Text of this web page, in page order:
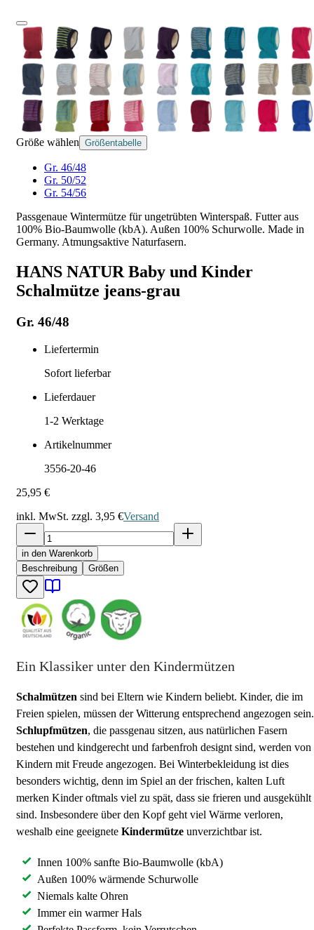
Größe wählen Größentabelle
Gr. 46/48
Gr. 50/52
Gr. 54/56
Passgenaue Wintermütze für ungetrübten Winterspaß. Futter aus
100% Bio-Baumwolle (kbA). Außen 100% Schurwolle. Made in
Germany. Atmungsaktive Naturfasern.
HANS NATUR Baby und Kinder
Schalmütze jeans-grau
Gr. 46/48
Liefertermin
Sofort lieferbar
Lieferdauer
1-2 Werktage
Artikelnummer
3556-20-46
25,95 €
inkl. MwSt. zzgl. 3,95 €Versand
in den Warenkorb
Beschreibung
Größen
Ein Klassiker unter den Kindermützen
Schalmützen sind bei Eltern wie Kindern beliebt. Kinder, die im
Freien spielen, müssen der Witterung entsprechend angezogen sein.
Schlupfmützen, die passgenau sitzen, aus natürlichen Fasern
bestehen und kindgerecht und farbenfroh designt sind, werden von
Kindern mit Freude angezogen. Bei Winterbekleidung ist dies
besonders wichtig, denn im Spiel an der frischen, kalten Luft
merken Kinder oftmals viel zu spät, dass sie frieren und ausgekühlt
sind. Insbesondere über den Kopf geht viel Wärme verloren,
weshalb eine geeignete Kindermütze unverzichtbar ist.
Innen 100% sanfte Bio-Baumwolle (kbA)
Außen 100% wärmende Schurwolle
Niemals kalte Ohren
Immer ein warmer Hals